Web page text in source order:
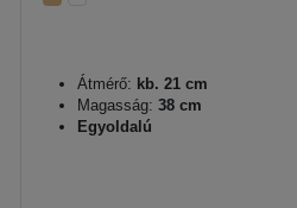
Átmérő: kb. 21 cm
Magasság: 38 cm
Egyoldalú